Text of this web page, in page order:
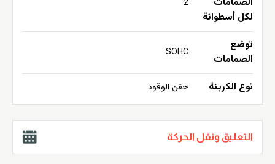
لكل أسطوانة
2
توضع
الصمامات
SOHC
نوع الكربنة حقن الوقود
التعليق ونقل الحركة